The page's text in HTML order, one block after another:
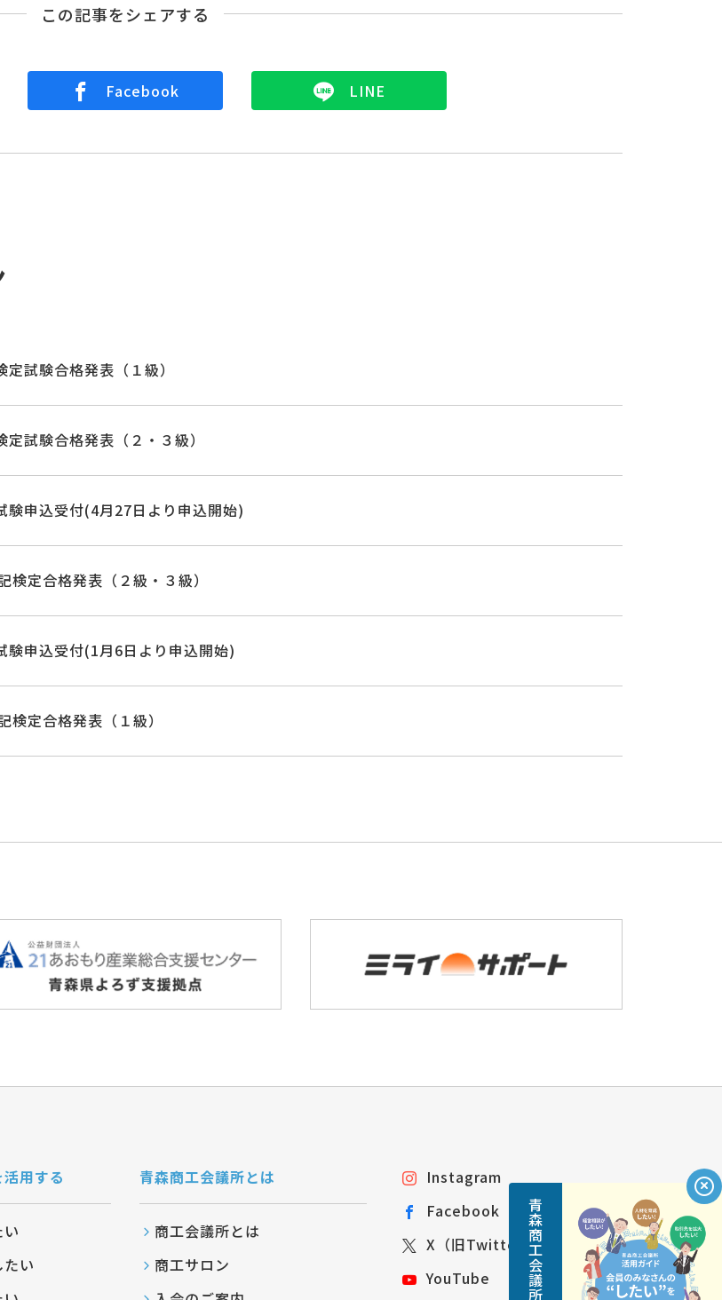
この記事をシェアする
Facebook LINE
試験合格発表（１級）
試験合格発表（２・３級）
験申込受付(4月27日より申込開始)
検定合格発表（２級・３級）
験申込受付(1月6日より申込開始)
検定合格発表（１級）
用する
い
青森商工会議所とは
商工会議所とは
商工サロン
Instagram
Facebook
X（旧Twitter）
YouTube